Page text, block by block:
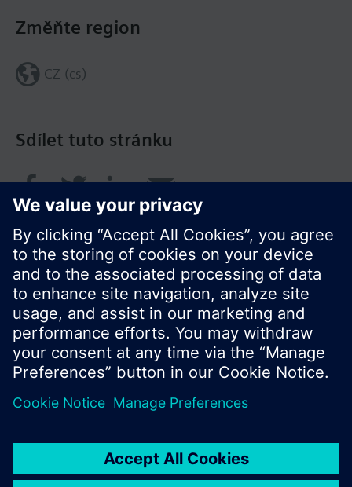
Sdílet tuto stránku
Změňte region
CZ (cs)
© Siemens Switzerland Ltd. 2017
Portfolio výrobků a ceny se mohou pro každou
Podmínky užití